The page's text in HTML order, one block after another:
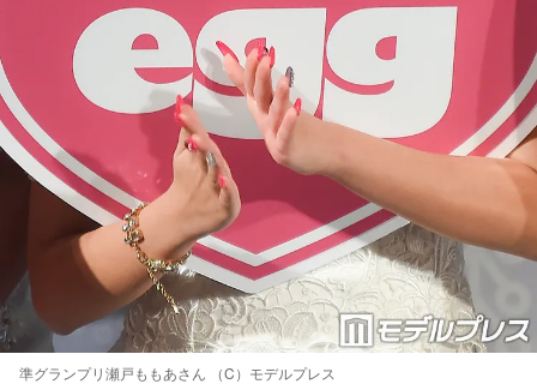
準グランプリ瀬戸ももあさん （C）モデルプレス